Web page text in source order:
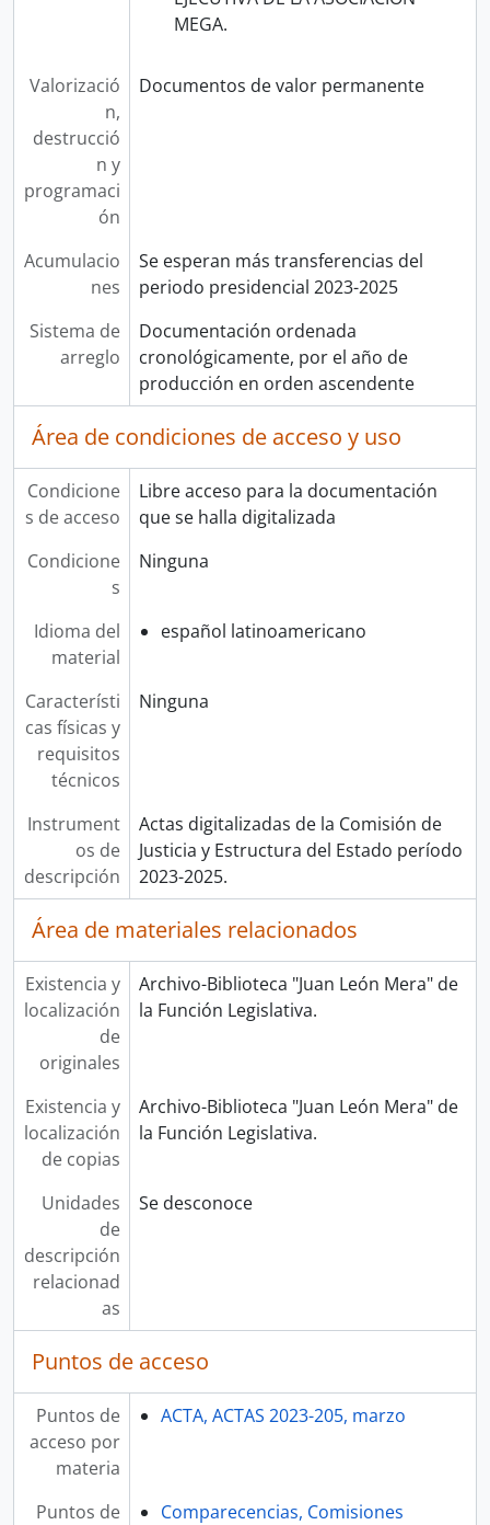
MEGA.
Valorizació
n,
destrucció
n y
programaci
ón
Documentos de valor permanente
Acumulacio
nes
Se esperan más transferencias del
periodo presidencial 2023-2025
Sistema de
arreglo
Documentación ordenada
cronológicamente, por el año de
producción en orden ascendente
Área de condiciones de acceso y uso
Condicione
s de acceso
Libre acceso para la documentación
que se halla digitalizada
Condicione
s
Ninguna
Idioma del
material
español latinoamericano
Característi
cas físicas y
requisitos
técnicos
Ninguna
Instrument
os de
descripción
Actas digitalizadas de la Comisión de
Justicia y Estructura del Estado período
2023-2025.
Área de materiales relacionados
Existencia y
localización
de
originales
Archivo-Biblioteca "Juan León Mera" de
la Función Legislativa.
Existencia y
localización
de copias
Archivo-Biblioteca "Juan León Mera" de
la Función Legislativa.
Unidades
de
descripción
relacionad
as
Se desconoce
Puntos de acceso
Puntos de
acceso por
materia
ACTA, ACTAS 2023-205, marzo
Puntos de
Comparecencias, Comisiones